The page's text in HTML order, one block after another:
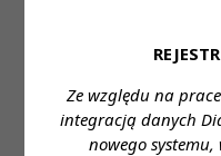
Ze względu na
integracją danych
nowego systemu,
Diagnosta